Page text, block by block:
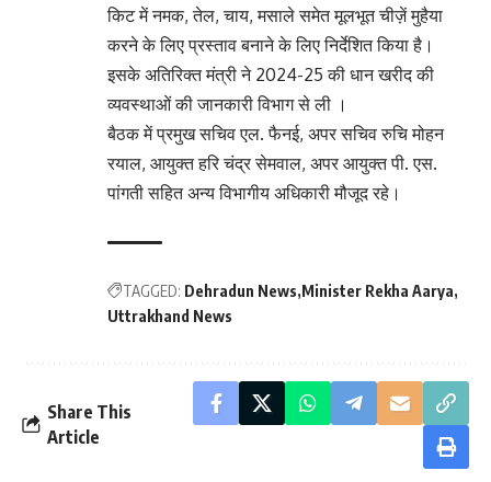
किट में नमक, तेल, चाय, मसाले समेत मूलभूत चीज़ें मुहैया
करने के लिए प्रस्ताव बनाने के लिए निर्देशित किया है।
इसके अतिरिक्त मंत्री ने 2024-25 की धान खरीद की
व्यवस्थाओं की जानकारी विभाग से ली ।
बैठक में प्रमुख सचिव एल. फैनई, अपर सचिव रुचि मोहन
रयाल, आयुक्त हरि चंद्र सेमवाल, अपर आयुक्त पी. एस.
पांगती सहित अन्य विभागीय अधिकारी मौजूद रहे।
TAGGED: Dehradun News Minister Rekha Aarya
Uttrakhand News
Share This
Article